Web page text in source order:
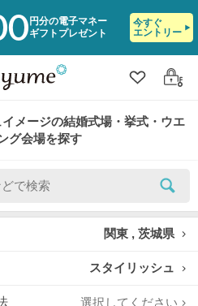
円分の電子マネー
ギフトプレゼント
今すぐ
エントリー
クリップ
ログ
メージの結婚式場・挙式・ウエ
グ会場を探す
関東 , 茨城県
スタイリッシュ
選択してください